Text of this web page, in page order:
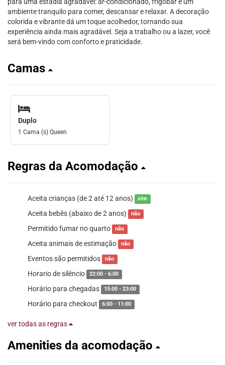
ambiente tranquilo para comer, descansar e relaxar. A decoração
colorida e vibrante dá um toque acolhedor, tornando sua
experiência ainda mais agradável. Seja a trabalho ou a lazer, você
será bem-vindo com conforto e praticidade.
Camas
Duplo
1 Cama (s) Queen
Regras da Acomodação
Aceita crianças (de 2 até 12 anos) sim
Aceita bebês (abaixo de 2 anos) não
Permitido fumar no quarto não
Aceita animais de estimação não
Eventos são permitidos não
Horario de silêncio 22:00 - 6:00
Horário para chegadas 15:00 - 23:00
Horário para checkout 6:00 - 11:00
ver todas as regras
Amenities da acomodação